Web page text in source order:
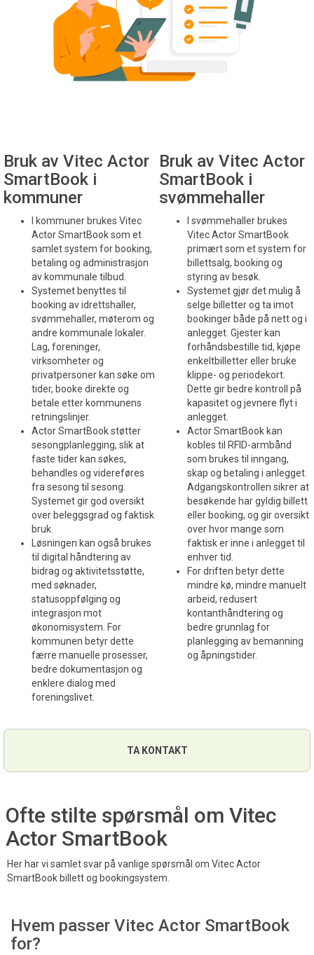
Bruk av Vitec Actor
SmartBook i
kommuner
I kommuner brukes Vitec
Actor SmartBook som et
samlet system for booking,
betaling og administrasjon
av kommunale tilbud.
Systemet benyttes til
booking av idrettshaller,
svømmehaller, møterom og
andre kommunale lokaler.
Lag, foreninger,
virksomheter og
privatpersoner kan søke om
tider, booke direkte og
betale etter kommunens
retningslinjer.
Actor SmartBook støtter
sesongplanlegging, slik at
faste tider kan søkes,
behandles og videreføres
fra sesong til sesong.
Systemet gir god oversikt
over beleggsgrad og faktisk
bruk.
Løsningen kan også brukes
til digital håndtering av
bidrag og aktivitetsstøtte,
med søknader,
statusoppfølging og
integrasjon mot
økonomisystem. For
kommunen betyr dette
færre manuelle prosesser,
bedre dokumentasjon og
enklere dialog med
foreningslivet.
Bruk av Vitec Actor
SmartBook i
svømmehaller
I svømmehaller brukes
Vitec Actor SmartBook
primært som et system for
billettsalg, booking og
styring av besøk.
Systemet gjør det mulig å
selge billetter og ta imot
bookinger både på nett og i
anlegget. Gjester kan
forhåndsbestille tid, kjøpe
enkeltbilletter eller bruke
klippe- og periodekort.
Dette gir bedre kontroll på
kapasitet og jevnere flyt i
anlegget.
Actor SmartBook kan
kobles til RFID-armbånd
som brukes til inngang,
skap og betaling i anlegget.
Adgangskontrollen sikrer at
besøkende har gyldig billett
eller booking, og gir oversikt
over hvor mange som
faktisk er inne i anlegget til
enhver tid.
For driften betyr dette
mindre kø, mindre manuelt
arbeid, redusert
kontanthåndtering og
bedre grunnlag for
planlegging av bemanning
og åpningstider.
TA KONTAKT
Ofte stilte spørsmål om Vitec
Actor SmartBook
Her har vi samlet svar på vanlige spørsmål om Vitec Actor
SmartBook billett og bookingsystem.
Hvem passer Vitec Actor SmartBook
for?